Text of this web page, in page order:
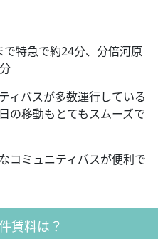
特急で約24分、分倍河原
ィバスが多数運行している
の移動もとてもスムーズで
コミュニティバスが便利で
賃料は？